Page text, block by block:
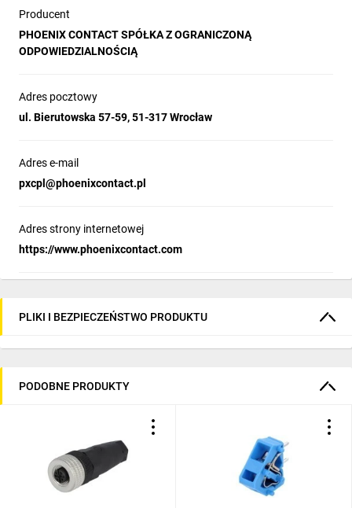
Producent
PHOENIX CONTACT SPÓŁKA Z OGRANICZONĄ
ODPOWIEDZIALNOŚCIĄ
Adres pocztowy
ul. Bierutowska 57-59, 51-317 Wrocław
Adres e-mail
pxcpl@phoenixcontact.pl
Adres strony internetowej
https://www.phoenixcontact.com
PLIKI I BEZPIECZEŃSTWO PRODUKTU
PODOBNE PRODUKTY